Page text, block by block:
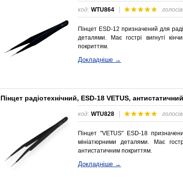
код: WTU864
Пінцет ESD-12 призначений для
деталями. Має гострі вигнуті
покриттям.
Докладніше →
Пінцет радіотехнічний, ESD-18 VETUS, антистатичний
код: WTU828
Пінцет "VETUS" ESD-18
мініатюрними деталями. Має
антистатичним покриттям.
Докладніше →